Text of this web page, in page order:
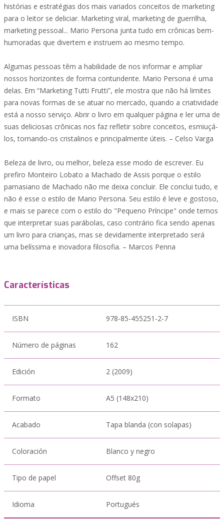
histórias e estratégias dos mais variados conceitos de marketing
para o leitor se deliciar. Marketing viral, marketing de guerrilha,
marketing pessoal... Mario Persona junta tudo em crônicas bem-
humoradas que divertem e instruem ao mesmo tempo.
Algumas pessoas têm a habilidade de nos informar e ampliar
nossos horizontes de forma contundente. Mario Persona é uma
delas. Em “Marketing Tutti Frutti”, ele mostra que não há limites
para novas formas de se atuar no mercado, quando a criatividade
está a nosso serviço. Abrir o livro em qualquer página e ler uma de
suas deliciosas crônicas nos faz refletir sobre conceitos, esmiuçá-
los, tornando-os cristalinos e principalmente úteis. – Celso Varga
Beleza de livro, ou melhor, beleza esse modo de escrever. Eu
prefiro Monteiro Lobato a Machado de Assis porque o estilo
parnasiano de Machado não me deixa concluir. Ele conclui tudo, e
não é esse o estilo de Mario Persona. Seu estilo é leve e gostoso,
e mais se parece com o estilo do "Pequeno Príncipe" onde temos
que interpretar suas parábolas, caso contrário fica sendo apenas
um livro para crianças, mas se devidamente interpretado será
uma belíssima e inovadora filosofia. – Marcos Penna
Características
ISBN 978-85-455251-2-7
Número de páginas 162
Edición 2 (2009)
Formato A5 (148x210)
Acabado Tapa blanda (con solapas)
Coloración Blanco y negro
Tipo de papel Offset 80g
Idioma Portugués